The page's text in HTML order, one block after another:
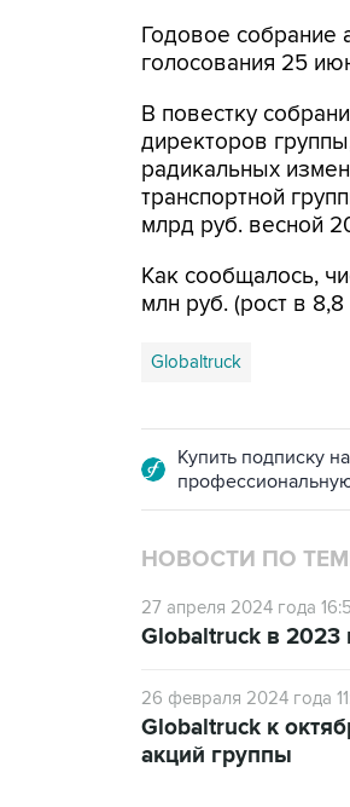
Годовое собрание
голосования 25
В повестку
директоров
радикальных
транспортной
млрд руб. весной
Как сообщалось,
млн руб. (рост в
Globaltruck
Купить подписку на
НОВОСТИ ПО
27 апреля 2024 года
Globaltruck в 2023
26 февраля 2024 года
Globaltruck к
акций группы